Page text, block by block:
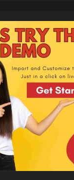
वर्ल्डवाइड रिकॉर्ड्स
धमाकेदार गाना जल्द,
खूबसूरत लोकेशन्स पर
शूटिंग
July 20, 2026
पवन सिंह का बॉलीवुड
‘सिर्फ आपके’ की
भोपाल में हुई पूरी”